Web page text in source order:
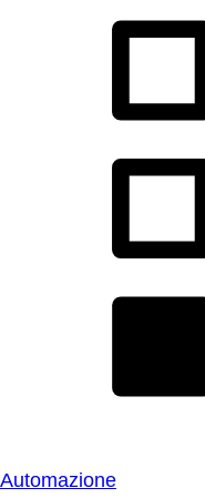
Automazione